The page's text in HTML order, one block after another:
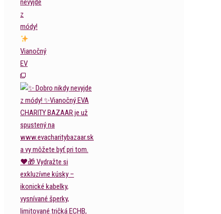
nevyjde
z
módy!
Vianočný
EV